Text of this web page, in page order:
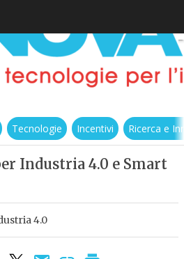
Tecnologie Incentivi Ricerca e
Industria 4.0 e Smart
4.0